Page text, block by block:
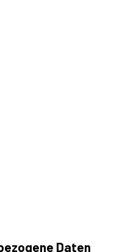
Daten